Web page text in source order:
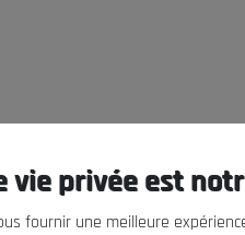
Informations
vie privée est
fournir une meilleure